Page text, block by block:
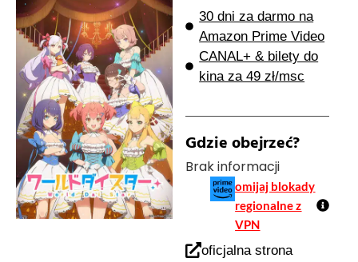
30 dni za darmo na
Amazon Prime Video
CANAL+ & bilety do
kina za 49 zł/msc
Gdzie obejrzeć?
Brak informacji
omijaj blokady
regionalne z
VPN
oficjalna strona